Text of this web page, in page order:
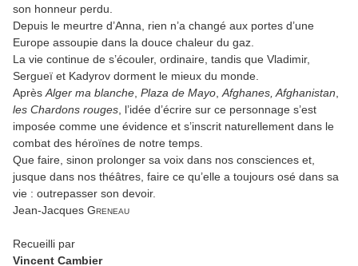
son honneur perdu.
Depuis le meurtre d’Anna, rien n’a changé aux portes d’une
Europe assoupie dans la douce chaleur du gaz.
La vie continue de s’écouler, ordinaire, tandis que Vladimir,
Sergueï et Kadyrov dorment le mieux du monde.
Après Alger ma blanche Plaza de Mayo Afghanes, Afghanistan
les Chardons rouges , l’idée d’écrire sur ce personnage s’est
imposée comme une évidence et s’inscrit naturellement dans le
combat des héroïnes de notre temps.
Que faire, sinon prolonger sa voix dans nos consciences et,
jusque dans nos théâtres, faire ce qu’elle a toujours osé dans sa
vie : outrepasser son devoir.
Jean-Jacques Greneau
Recueilli par
Vincent Cambier